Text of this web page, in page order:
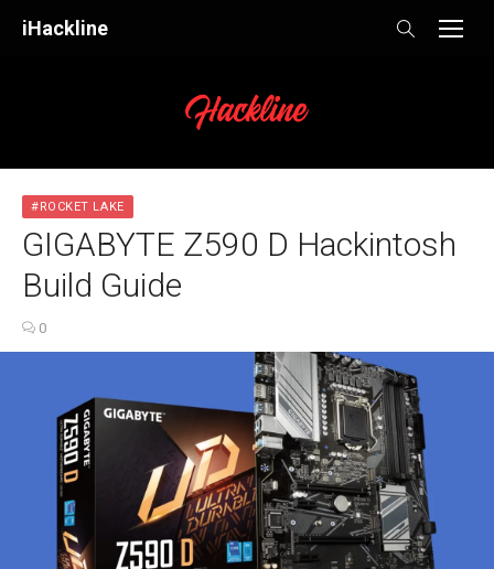
iHackline
#ROCKET LAKE
GIGABYTE Z590 D Hackintosh
Build Guide
0